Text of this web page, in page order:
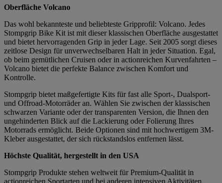
Oberfläche Volcano
Das wohl bekannteste und beliebteste Gripprofil: Volcano. Jedes
Stompgrip Bike Kit ist mit dieser klassischen Oberfläche ausgestattet
und bietet hervorragenden Grip in jeder Lage. Seit 2005 sorgt dieses
zeitlose Design für unverwechselbaren Halt in jeder Situation. Egal,
ob beim gemütlichen Cruisen oder in actionreichen Kurvenfahrten –
Volcano bietet die perfekte Balance zwischen Komfort und
Kontrolle.
Stompgrip bietet maßgefertigte Kits für fast alle Sport-, Dualsport-
und Offroad-Motorräder an. Wählen Sie zwischen der klassischen
schwarzen Variante oder der transparenten Version, die Ihnen den
ungehinderten Blick auf die Lackierung oder Folierung Ihres
Motorrads ermöglicht. Beide Optionen sind mit hochwertigem 3M-
Kleber ausgestattet, der sich rückstandslos entfernen lässt.
Höchste Qualität, hergestellt in den USA
Stompgrip Produkte stehen weltweit für Premium-Qualität in
actionreichen Sportarten und bei anderen intensiven Aktivitäten.